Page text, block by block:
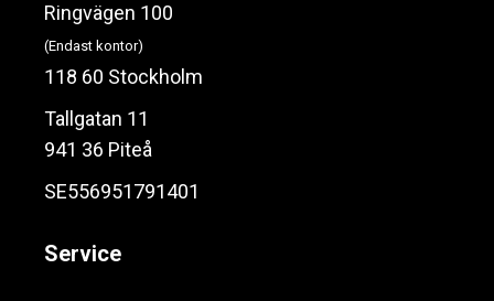
Ringvägen 100
(Endast kontor)
118 60 Stockholm
Tallgatan 11
941 36 Piteå
SE556951791401
Service